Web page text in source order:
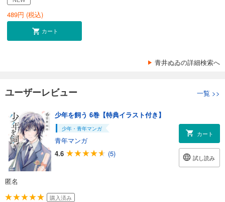
489円 (税込)
カート
青井ぬゐの詳細検索へ
ユーザーレビュー 一覧 >>
少年を飼う 6巻【特典イラスト付き】
少年・青年マンガ
青年マンガ
4.6
(5)
カート
試し読み
匿名
購入済み